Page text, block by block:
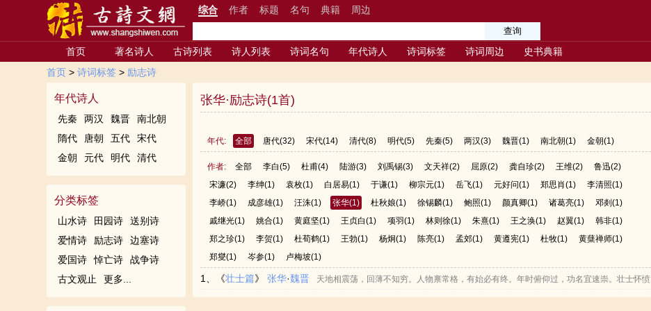
综合 作者 标题 名句 典籍 周边
首页 著名诗人 古诗列表 诗人列表 诗词名句 年代诗人 诗词标签 诗词周边
史书典籍
首页 >诗词标签 > 励志诗
年代诗人
先秦 两汉 魏晋
南北朝
隋代
唐朝 五代
宋代
金朝
元代 明代 清代
分类标签
山水诗 田园诗
送别诗
爱情诗
励志诗
边塞诗
爱国诗
悼亡诗
战争诗
古文观止
更多...
张华·励志诗(1首)
年代: 全部 唐代(32) 宋代(14) 清代(8) 明代(5) 先秦(5) 两汉(3) 魏晋(1) 南北朝(1) 金朝(1)
作者: 全部 李白(5) 杜甫(4) 陆游(3) 刘禹锡(3) 文天祥(2) 屈原(2) 龚自珍(2) 王维(2) 鲁迅(2)
宋濂(2) 李绅(1) 袁枚(1) 白居易(1) 于谦(1) 柳宗元(1) 岳飞(1) 元好问(1) 郑思肖(1) 李清照(1)
李峤(1) 成彦雄(1) 汪洙(1) 张华(1) 杜秋娘(1) 徐锡麟(1) 鲍照(1) 颜真卿(1) 诸葛亮(1) 邓剡(1)
戚继光(1) 姚合(1) 黄庭坚(1) 王贞白(1) 项羽(1) 林则徐(1) 朱熹(1) 王之涣(1) 赵翼(1) 韩非(1)
郑之珍(1) 李贺(1) 杜荀鹤(1) 王勃(1) 杨炯(1) 陈亮(1) 孟郊(1) 黄遵宪(1) 杜牧(1) 黄蘖禅师(1)
郑燮(1) 岑参(1) 卢梅坡(1)
1、《壮士篇》张华·魏晋 天地相震荡，回薄不知穷。人物禀常格，有始必有终。年时俯仰过，功名宜速崇。壮士怀愤